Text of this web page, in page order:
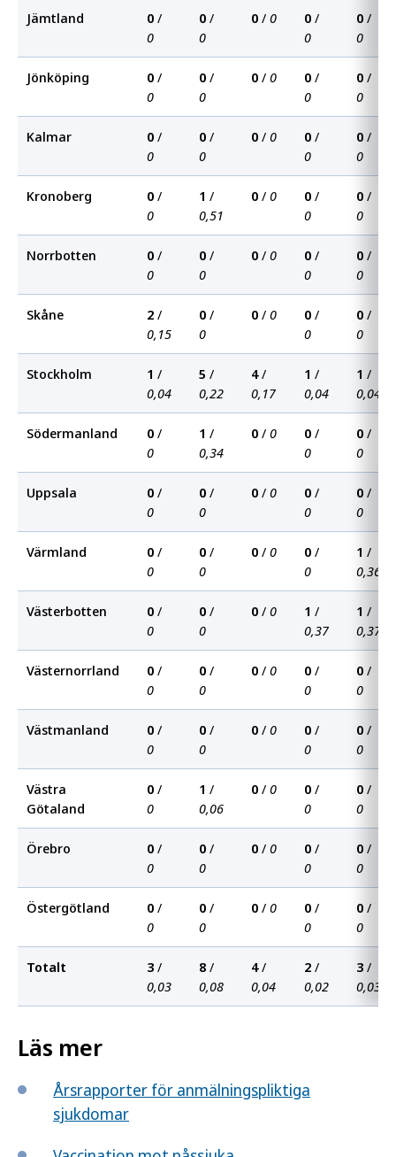
Jämtland 0 /
0
0 /
0
0 / 0 0 /
0
0 /
0
Jönköping 0 /
0
0 /
0
0 / 0 0 /
0
0 /
0
Kalmar 0 /
0
0 /
0
0 / 0 0 /
0
0 /
0
Kronoberg 0 /
0
1 /
0,51
0 / 0 0 /
0
0 /
0
Norrbotten 0 /
0
0 /
0
0 / 0 0 /
0
0 /
0
Skåne 2 /
0,15
0 /
0
0 / 0 0 /
0
0 /
0
Stockholm 1 /
0,04
5 /
0,22
4/
0,17
1 /
0,04
1 /
0,04
Södermanland 0 /
0
1 /
0,34
0 / 0 0 /
0
0 /
0
Uppsala 0 /
0
0 /
0
0 / 0 0 /
0
0 /
0
Värmland 0 /
0
0 /
0
0 / 0 0 /
0
1 /
0,36
Västerbotten 0 /
0
0 /
0
0 / 0 1 /
0,37
1 /
0,37
Västernorrland 0 /
0
0 /
0
0 / 0 0 /
0
0 /
0
Västmanland 0 /
0
0 /
0
0 / 0 0 /
0
0 /
0
Västra
Götaland
0 /
0
1 /
0,06
0 / 0 0 /
0
0 /
0
Örebro 0 /
0
0 /
0
0 / 0 0 /
0
0 /
0
Östergötland 0 /
0
0 /
0
0 / 0 0 /
0
0 /
0
Totalt 3 /
0,03
8 /
0,08
4/
0,04
2 /
0,02
3 /
0,03
Läs mer
Årsrapporter för anmälningspliktiga
sjukdomar